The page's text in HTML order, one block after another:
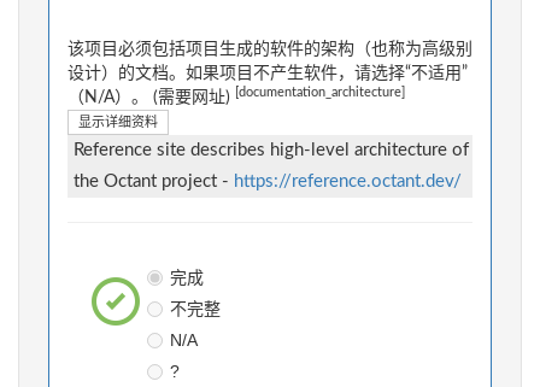
该项目必须包括项目生成的软件的架构（也称为高级别
设计）的文档。如果项目不产生软件，请选择“不适用”
（N/A）。 (需要网址)
[documentation_architecture]
显示详细资料
Reference site describes high-level architecture of
the Octant project - https://reference.octant.dev/
完成
不完整
N/A
?